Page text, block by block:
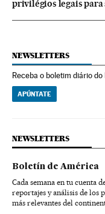
privilégios legais para
NEWSLETTERS
Receba o boletim diário do
APÚNTATE
NEWSLETTERS
Boletín de América
Cada semana en tu cuenta
reportajes y análisis de los
más relevantes del